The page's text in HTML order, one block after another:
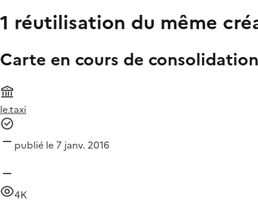
1 réutilisation du même
Carte en cours de
le.taxi
publié le 7 janv. 2016
4K